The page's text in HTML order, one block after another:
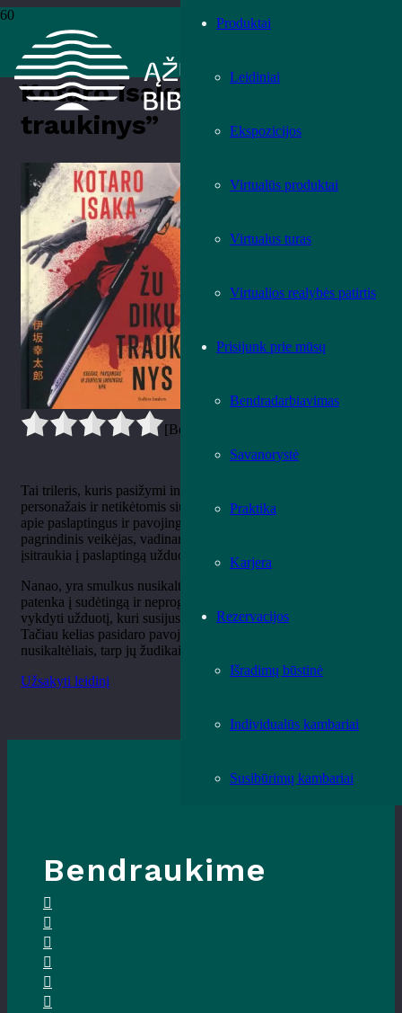
Produktai
Leidiniai
Ekspozicijos
Virtualūs produktai
Virtualus turas
Virtualios realybės patirtis
Prisijunk prie mūsų
Bendradarbiavimas
Savanorystė
Praktika
Karjera
Rezervacijos
Išradimų būstinė
Individualūs kambariai
Susibūrimų kambariai
Grožinė literatūra›
„Žudikų traukinys”
Kotaro Isaka „Žudikų
traukinys”
[Bendrai:
Tai trileris, kuris pasižymi intensyviu veiksmu, intriguojančiais
personažais ir netikėtomis siužeto vingrybėmis. Knyga pasakoja
apie paslaptingus ir pavojingus įvykius, kuriuos patiria
pagrindinis veikėjas, vadinamas Nanao arba Boruže, kai jis
įsitraukia į paslaptingą užduotį.
Nanao, yra smulkus nusikaltėlių pasaulio veikėjas, kuris
patenka į sudėtingą ir neprognozuojamą situaciją. Jam pavesta
vykdyti užduotį, kuri susijusi su greituoju traukiniu Tokijuje.
Tačiau kelias pasidaro pavojingas, kai jis susiduria su žiauriais
nusikaltėliais, tarp jų žudikais ir keršto trokštančiais asmenimis.
Užsakyti leidinį
Bendraukime